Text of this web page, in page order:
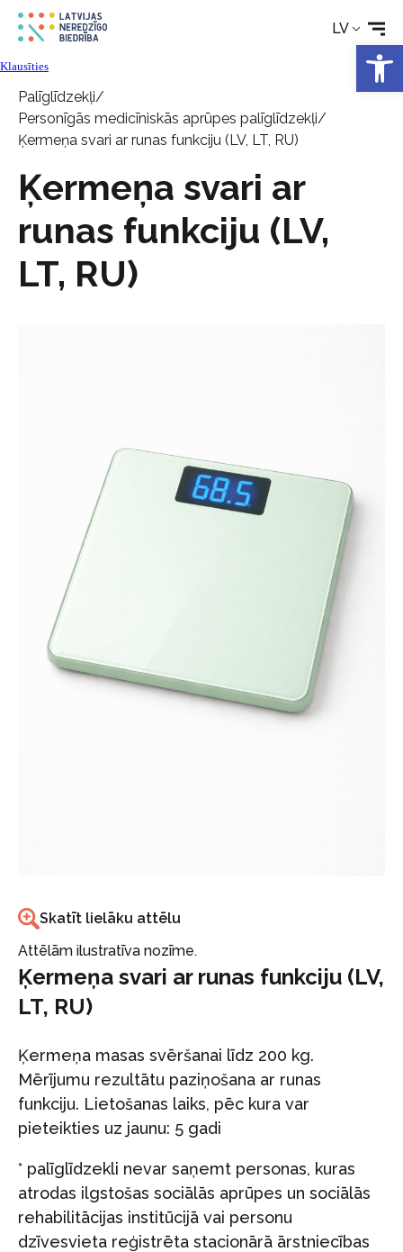
LV
Aktualitātes
Pakalpojumi
Par biedrību
Kontakti
Klausīties
Palīglīdzekļi/
Personīgās medicīniskās aprūpes palīglīdzekļi/
Ķermeņa svari ar runas funkciju (LV, LT, RU)
Ķermeņa svari ar
runas funkciju (LV,
LT, RU)
Skatīt lielāku attēlu
Attēlām ilustratīva nozīme.
Ķermeņa svari ar runas funkciju (LV,
LT, RU)
Ķermeņa masas svēršanai līdz 200 kg.
Mērījumu rezultātu paziņošana ar runas
funkciju. Lietošanas laiks, pēc kura var
pieteikties uz jaunu: 5 gadi
* palīglīdzekli nevar saņemt personas, kuras
atrodas ilgstošas sociālās aprūpes un sociālās
rehabilitācijas institūcijā vai personu
dzīvesvieta reģistrēta stacionārā ārstniecības